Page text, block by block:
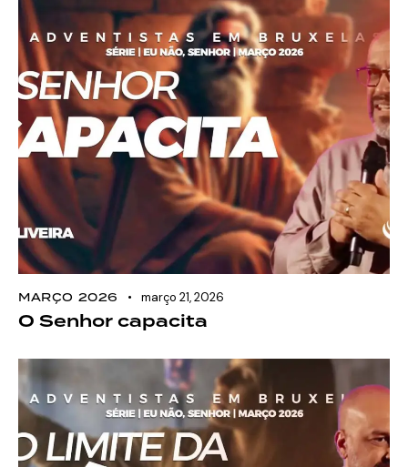
MARÇO 2026 março 21, 2026
O Senhor capacita